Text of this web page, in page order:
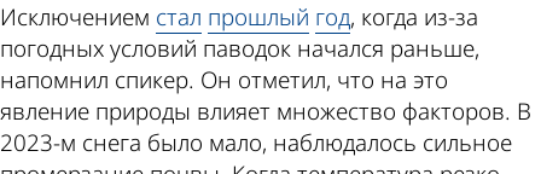
Исключением стал прошлый год, когда из-за
погодных условий паводок начался раньше,
напомнил спикер. Он отметил, что на это
явление природы влияет множество факторов. В
2023-м снега было мало, наблюдалось сильное